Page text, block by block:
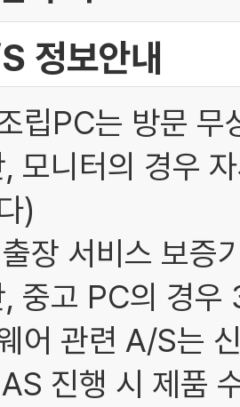
정보안내
립PC는 방문
, 모니터의 경우
)
장 서비스 보증
, 중고 PC의 경우
어 관련 A/S는
진행 시 제품